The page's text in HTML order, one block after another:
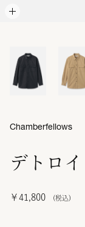
デトロ
￥41,800
Chamberfellows